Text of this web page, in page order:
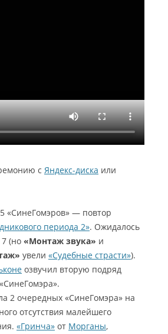
с Яндекс-диска или
5 «СинеГомэров» — повтор
периода 2». Ожидалось
(но «Монтаж звука» и
увели «Судебные страсти»).
озвучил вторую подряд
2 очередных «СинеГомэра» на
отсутствия малейшего
«Гринча» от Морганы,